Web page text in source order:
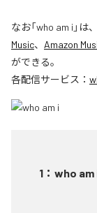
なお「who am i 」は、
Music、 Amazon
ができる。
各配信サービス：
1 ： who am